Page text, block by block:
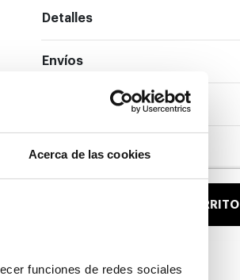
Acerca de las cookies
funciones de redes sociales
Detalles
Envíos
Devoluciones
AÑADIR AL CARRITO